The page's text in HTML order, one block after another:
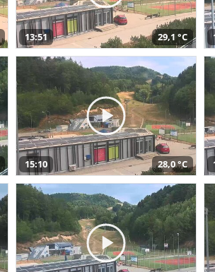
13:51 29,1 °C
15:10 28,0 °C